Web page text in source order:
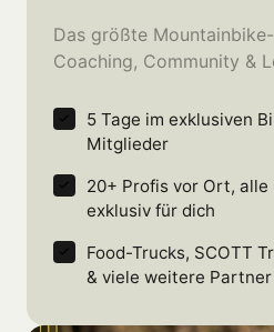
Das größte
Coaching, Community &
5 Tage im exklusiven
Mitglieder
20+ Profis vor Ort, alle
exklusiv für dich
Food-Trucks, SCOTT
& viele weitere Partner